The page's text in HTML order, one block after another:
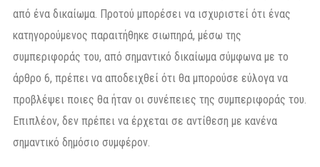
από ένα δικαίωμα. Προτού μπορέσει να ισχυριστεί ότι ένας
κατηγορούμενος παραιτήθηκε σιωπηρά, μέσω της
συμπεριφοράς του, από σημαντικό δικαίωμα σύμφωνα με το
άρθρο 6, πρέπει να αποδειχθεί ότι θα μπορούσε εύλογα να
προβλέψει ποιες θα ήταν οι συνέπειες της συμπεριφοράς του.
Επιπλέον, δεν πρέπει να έρχεται σε αντίθεση με κανένα
σημαντικό δημόσιο συμφέρον.